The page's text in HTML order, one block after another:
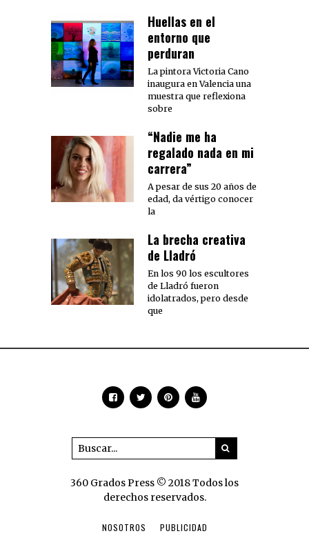
Huellas en el
entorno que
perduran
La pintora Victoria Cano
inaugura en Valencia una
muestra que reflexiona
sobre
“Nadie me ha
regalado nada en mi
carrera”
A pesar de sus 20 años de
edad, da vértigo conocer
la
La brecha creativa
de Lladró
En los 90 los escultores
de Lladró fueron
idolatrados, pero desde
que
360 Grados Press © 2018 Todos los
derechos reservados.
NOSOTROS
PUBLICIDAD